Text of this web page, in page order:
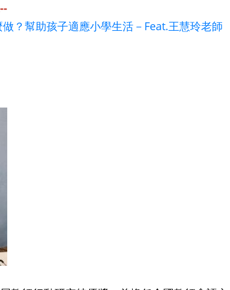
？幫助孩子適應小學生活－Feat.王慧玲老師